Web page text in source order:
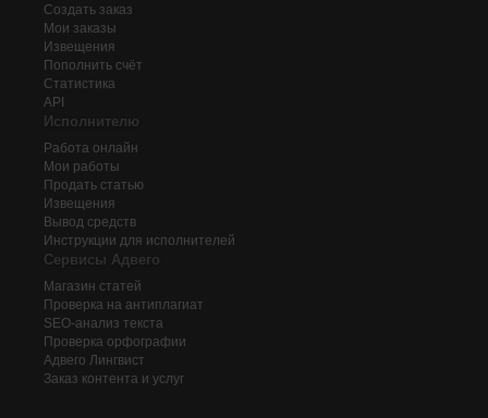
Создать заказ
Мои заказы
Извещения
Пополнить счёт
Статистика
API
Исполнителю
Работа онлайн
Мои работы
Продать статью
Извещения
Вывод средств
Инструкции для исполнителей
Сервисы Адвего
Магазин статей
Проверка на антиплагиат
SEO-анализ текста
Проверка орфографии
Адвего Лингвист
Заказ контента и услуг